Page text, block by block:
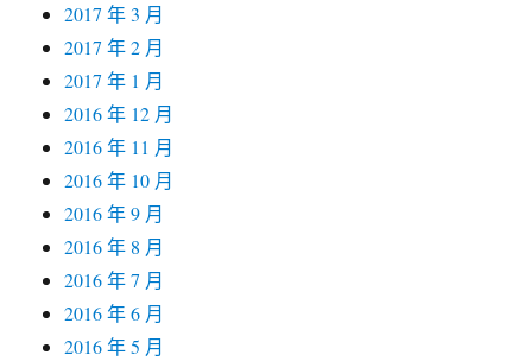
2017 年 3 月
2017 年 2 月
2017 年 1 月
2016 年 12 月
2016 年 11 月
2016 年 10 月
2016 年 9 月
2016 年 8 月
2016 年 7 月
2016 年 6 月
2016 年 5 月